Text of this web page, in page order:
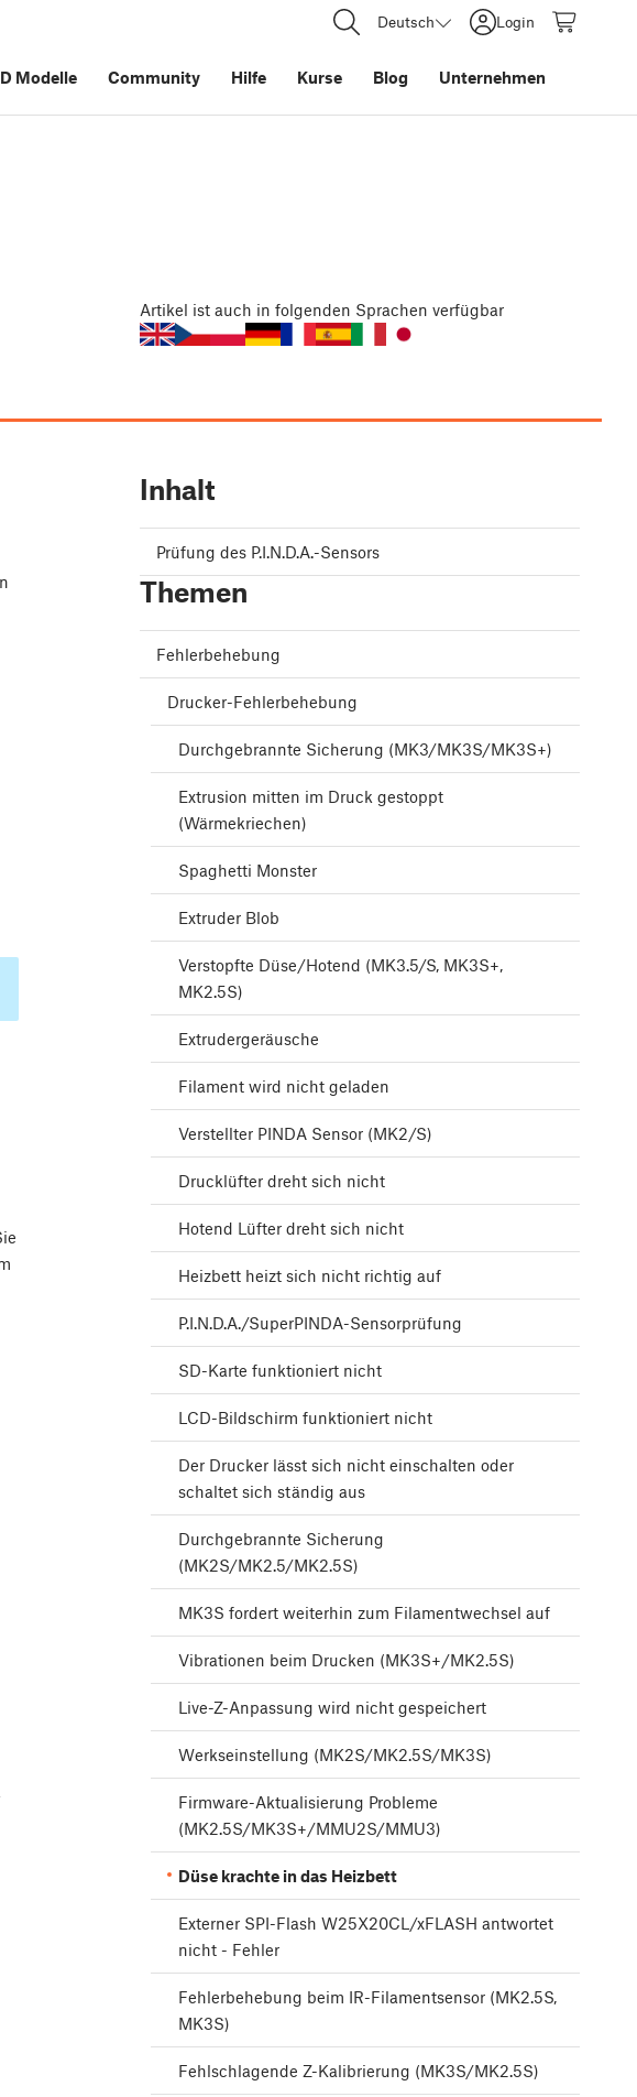
Deutsch Login
Modelle Community Hilfe Kurse Blog Unternehmen
Artikel ist auch in folgenden Sprachen verfügbar
Inhalt
Prüfung des P.I.N.D.A.-Sensors
Themen
Fehlerbehebung
Drucker-Fehlerbehebung
Durchgebrannte Sicherung (MK3/MK3S/MK3S+)
Extrusion mitten im Druck gestoppt
(Wärmekriechen)
Spaghetti Monster
Extruder Blob
Verstopfte Düse/Hotend (MK3.5/S, MK3S+,
MK2.5S)
Extrudergeräusche
Filament wird nicht geladen
Verstellter PINDA Sensor (MK2/S)
Drucklüfter dreht sich nicht
Hotend Lüfter dreht sich nicht
Heizbett heizt sich nicht richtig auf
P.I.N.D.A./SuperPINDA-Sensorprüfung
SD-Karte funktioniert nicht
LCD-Bildschirm funktioniert nicht
Der Drucker lässt sich nicht einschalten oder
schaltet sich ständig aus
Durchgebrannte Sicherung
(MK2S/MK2.5/MK2.5S)
MK3S fordert weiterhin zum Filamentwechsel auf
Vibrationen beim Drucken (MK3S+/MK2.5S)
Live-Z-Anpassung wird nicht gespeichert
Werkseinstellung (MK2S/MK2.5S/MK3S)
Firmware-Aktualisierung Probleme
(MK2.5S/MK3S+/MMU2S/MMU3)
Düse krachte in das Heizbett
Externer SPI-Flash W25X20CL/xFLASH antwortet
nicht - Fehler
Fehlerbehebung beim IR-Filamentsensor (MK2.5S,
MK3S)
Fehlschlagende Z-Kalibrierung (MK3S/MK2.5S)